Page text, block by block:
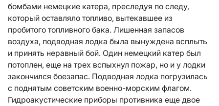
бомбами немецкие катера, преследуя по следу,
который оставляло топливо, вытекавшее из
пробитого топливного бака. Лишенная запасов
воздуха, подводная лодка была вынуждена всплыть
и принять неравный бой. Один немецкий катер был
потоплен, еще на трех вспыхнул пожар, но и у лодки
закончился боезапас. Подводная лодка погрузилась
с поднятым советским военно-морским флагом.
Гидроакустические приборы противника еще двое